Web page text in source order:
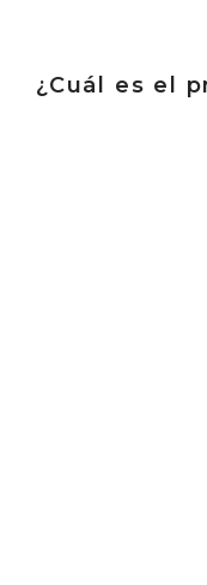
¿Cuál es el